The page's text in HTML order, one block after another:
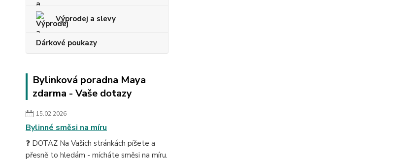
Výprodej a slevy
Dárkové poukazy
Bylinková poradna Maya
zdarma - Vaše dotazy
15.02.2026
Bylinné směsi na míru
❓ DOTAZ Na Vašich stránkách píšete a
přesně to hledám - mícháte směsi na míru.